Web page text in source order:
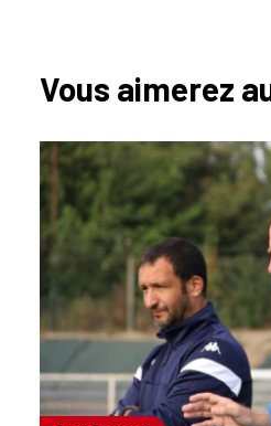
Vous aimerez